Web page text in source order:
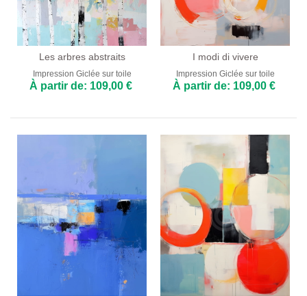
Salle à Manger
Cuisine
Les arbres abstraits
Impression Giclée sur toile
À partir de: 109,00 €
I modi di vivere
Impression Giclée sur toile
À partir de: 109,00 €